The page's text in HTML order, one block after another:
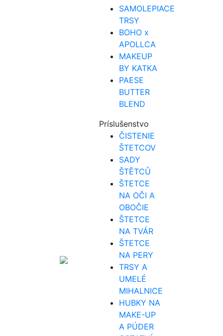
SAMOLEPIACE
TRSY
BOHO x
APOLLCA
MAKEUP
BY KATKA
PAESE
BUTTER
BLEND
Príslušenstvo
ČISTENIE
ŠTETCOV
SADY
ŠTĚTCŮ
ŠTETCE
NA OČI A
OBOČIE
ŠTETCE
NA TVÁR
ŠTETCE
NA PERY
TRSY A
UMELÉ
MIHALNICE
HUBKY NA
MAKE-UP
A PÚDER